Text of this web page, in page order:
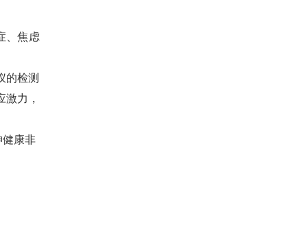
、焦虑
的检测
力，
健康非